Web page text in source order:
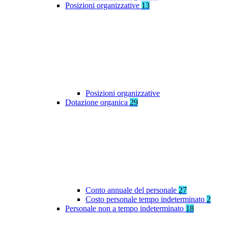
Posizioni organizzative 13
Posizioni organizzative
Dotazione organica 29
Conto annuale del personale 27
Costo personale tempo indeterminato 2
Personale non a tempo indeterminato 18